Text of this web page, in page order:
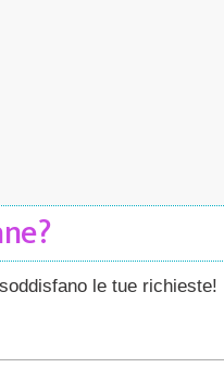
le tue richieste!